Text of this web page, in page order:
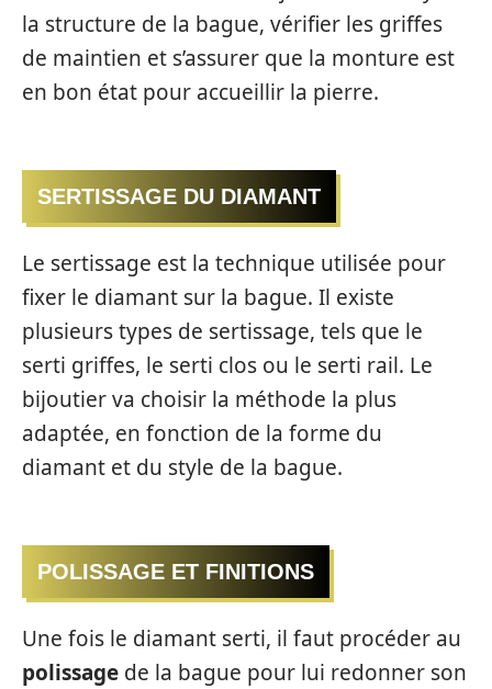
la structure de la bague, vérifier les griffes
de maintien et s’assurer que la monture est
en bon état pour accueillir la pierre.
SERTISSAGE DU DIAMANT
Le sertissage est la technique utilisée pour
fixer le diamant sur la bague. Il existe
plusieurs types de sertissage, tels que le
serti griffes, le serti clos ou le serti rail. Le
bijoutier va choisir la méthode la plus
adaptée, en fonction de la forme du
diamant et du style de la bague.
POLISSAGE ET FINITIONS
Une fois le diamant serti, il faut procéder au
polissage de la bague pour lui redonner son